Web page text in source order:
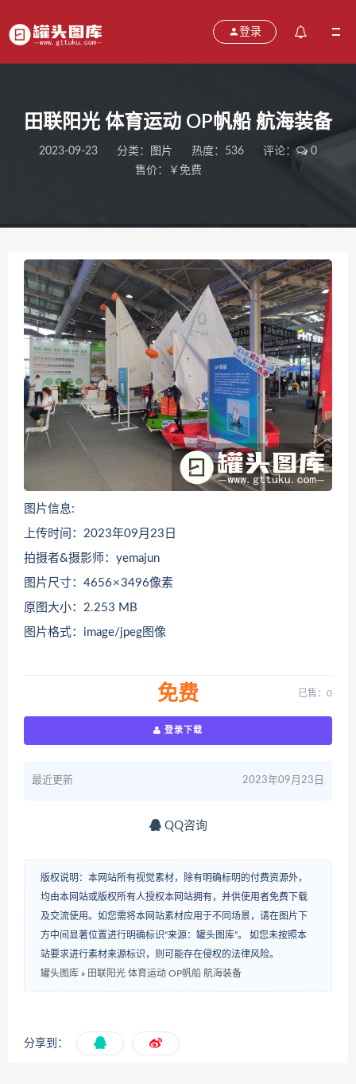
登录
田联阳光 体育运动 OP帆船 航海装备
2023-09-23 分类： 图片 热度：536 评论：
0
售价：￥免费
图片信息:
上传时间：2023年09月23日
拍摄者&摄影师：yemajun
图片尺寸：4656 × 3496像素
原图大小：2.253 MB
图片格式：image/jpeg图像
免费 已售：0
登录下载
最近更新 2023年09月23日
QQ咨询
版权说明：本网站所有视觉素材，除有明确标明的付费资源外，
均由本网站或版权所有人授权本网站拥有，并供使用者免费下载
及交流使用。如您需将本网站素材应用于不同场景，请在图片下
方中间显著位置进行明确标识“来源：罐头图库”。 如您未按照本
站要求进行素材来源标识，则可能存在侵权的法律风险。
罐头图库 » 田联阳光 体育运动 OP帆船 航海装备
分享到：